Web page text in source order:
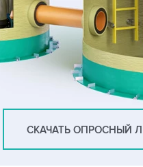
СКАЧАТЬ ОПРОСНЫЙ